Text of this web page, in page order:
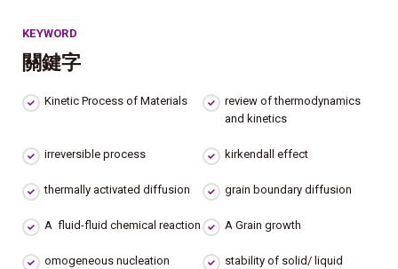
KEYWORD
關鍵字
Kinetic Process of Materials
review of thermodynamics
and kinetics
irreversible process kirkendall effect
thermally activated diffusion grain boundary diffusion
A fluid-fluid chemical reaction A Grain growth
omogeneous nucleation
stability of solid/ liquid